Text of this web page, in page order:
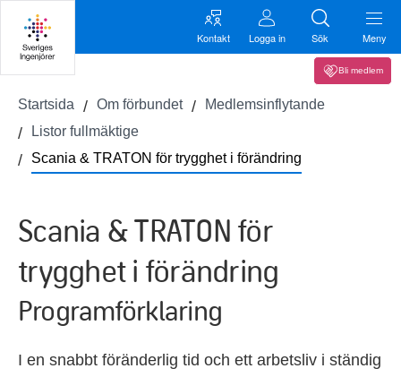
Kontakt Logga in Sök Meny
Bli medlem
Startsida Om förbundet
Medlemsinflytande
Listor fullmäktige
Scania & TRATON för trygghet i förändring
Scania & TRATON för
trygghet i förändring
Programförklaring
I en snabbt föränderlig tid och ett arbetsliv i ständig